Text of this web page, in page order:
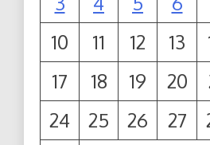
10
11 12 13
17
18 19 20
24
25 26 27